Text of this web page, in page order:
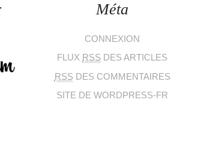
Méta
CONNEXION
FLUX RSS DES ARTICLES
RSS DES COMMENTAIRES
SITE DE WORDPRESS-FR